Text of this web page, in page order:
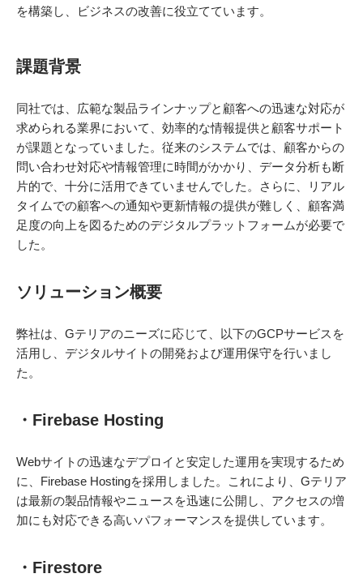
を構築し、ビジネスの改善に役立てています。
課題背景
同社では、広範な製品ラインナップと顧客への迅速な対応が
求められる業界において、効率的な情報提供と顧客サポート
が課題となっていました。従来のシステムでは、顧客からの
問い合わせ対応や情報管理に時間がかかり、データ分析も断
片的で、十分に活用できていませんでした。さらに、リアル
タイムでの顧客への通知や更新情報の提供が難しく、顧客満
足度の向上を図るためのデジタルプラットフォームが必要で
した。
ソリューション概要
弊社は、Gテリアのニーズに応じて、以下のGCPサービスを
活用し、デジタルサイトの開発および運用保守を行いまし
た。
・Firebase Hosting
Webサイトの迅速なデプロイと安定した運用を実現するため
に、Firebase Hostingを採用しました。これにより、Gテリア
は最新の製品情報やニュースを迅速に公開し、アクセスの増
加にも対応できる高いパフォーマンスを提供しています。
・Firestore